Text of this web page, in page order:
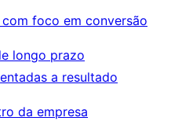
foco em conversão
longo prazo
a resultado
da empresa